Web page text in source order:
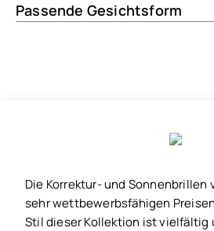
Passende Gesichtsform
Die Korrektur- und Sonnenbrillen
sehr wettbewerbsfähigen
Stil dieser Kollektion ist vielfältig